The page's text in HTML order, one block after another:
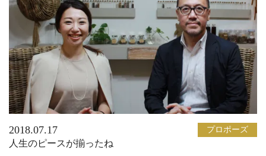
2018.07.17 プロポーズ
人生のピースが揃ったね